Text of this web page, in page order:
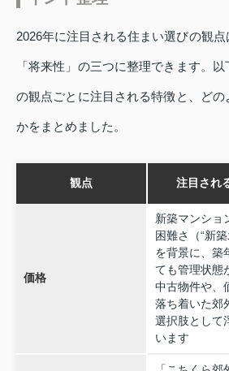
2026年に注目される住まい選びの観点
「将来性」の三つに整理できます。
の観点ごとに注目される特徴と、どの
かをまとめました。
観点 注目され
価格
新築マンショ
困難さ（“新築
を背景に、築
ても管理状態
中古物件や、
落ち着いた郊
選択肢として
います